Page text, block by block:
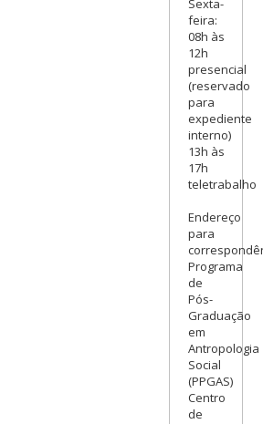
Sexta-
feira:
08h às
12h
presencial
(reservado
para
expediente
interno)
13h às
17h
teletrabalho
Endereço
para
Programa
de
Pós-
Graduação
em
Antropologia
Social
(PPGAS)
Centro
de